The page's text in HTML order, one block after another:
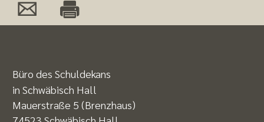
Büro des Schuldekans
in Schwäbisch Hall
Mauerstraße 5 (Brenzhaus)